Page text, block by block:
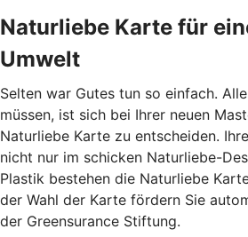
Naturliebe Karte für
Umwelt
Selten war Gutes tun so einfach.
müssen, ist sich bei Ihrer neuen
Naturliebe Karte zu entscheiden.
nicht nur im schicken Naturliebe-
Plastik bestehen die Naturliebe
der Wahl der Karte fördern Sie
der Greensurance Stiftung.